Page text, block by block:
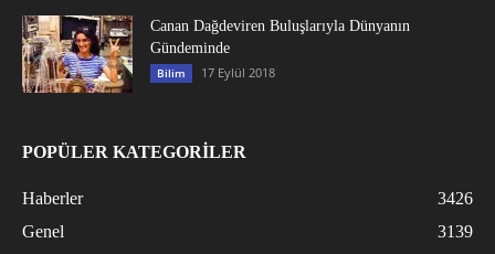
Canan Dağdeviren Buluşlarıyla Dünyanın
Gündeminde
Bilim 17 Eylül 2018
POPÜLER KATEGORİLER
Haberler
3426
Genel
3139